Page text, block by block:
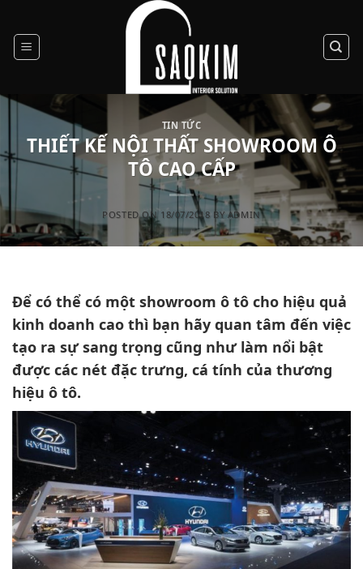
content
TIN TỨC
THIẾT KẾ NỘI THẤT SHOWROOM Ô
TÔ CAO CẤP
POSTED ON 18/07/2018 BY ADMIN
Để có thể có một showroom ô tô cho hiệu quả
kinh doanh cao thì bạn hãy quan tâm đến việc
tạo ra sự sang trọng cũng như làm nổi bật
được các nét đặc trưng, cá tính của thương
hiệu ô tô.